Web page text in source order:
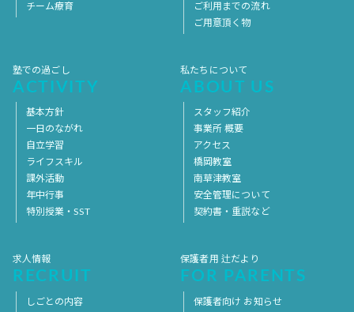
チーム療育
ご利用までの流れ
ご用意頂く物
塾での過ごし
ACTIVITY
基本方針
一日のながれ
自立学習
ライフスキル
課外活動
年中行事
特別授業・SST
私たちについて
ABOUT US
スタッフ紹介
事業所 概要
アクセス
橋岡教室
南草津教室
安全管理について
契約書・重説など
求人情報
RECRUIT
しごとの内容
保護者用 辻だより
FOR PARENTS
保護者向け お知らせ